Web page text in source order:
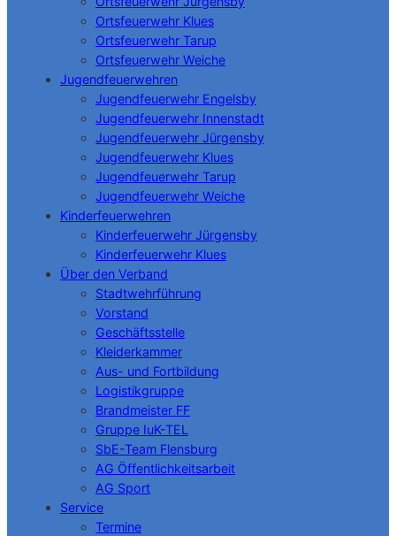
Ortsfeuerwehr Klues
Ortsfeuerwehr Tarup
Ortsfeuerwehr Weiche
Jugendfeuerwehren
Jugendfeuerwehr Engelsby
Jugendfeuerwehr Innenstadt
Jugendfeuerwehr Jürgensby
Jugendfeuerwehr Klues
Jugendfeuerwehr Tarup
Jugendfeuerwehr Weiche
Kinderfeuerwehren
Kinderfeuerwehr Jürgensby
Kinderfeuerwehr Klues
Über den Verband
Stadtwehrführung
Vorstand
Geschäftsstelle
Kleiderkammer
Aus- und Fortbildung
Logistikgruppe
Brandmeister FF
Gruppe IuK-TEL
SbE-Team Flensburg
AG Öffentlichkeitsarbeit
AG Sport
Service
Termine